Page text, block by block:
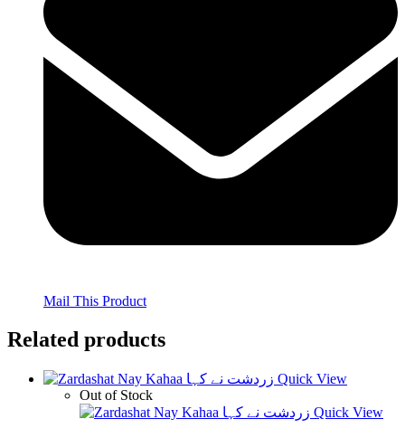
Mail This Product
Related products
Quick View
Out of Stock
Quick View